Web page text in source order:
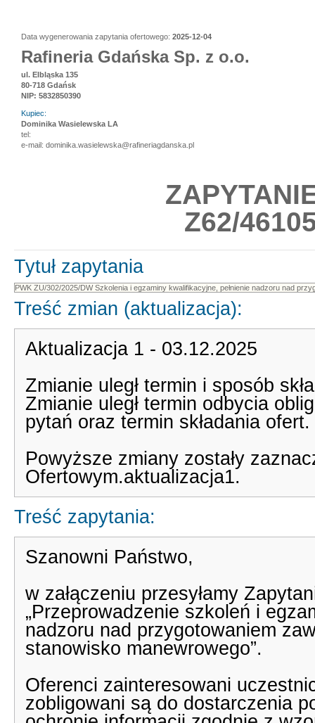
Data wygenerowania zapytania ofertowego: 2025-12-04
Rafineria Gdańska Sp. z o.o.
ul. Elbląska 135
80-718 Gdańsk
NIP: 5832850390
Kupiec:
Dominika Wasielewska LA
tel:
e-mail: dominika.wasielewska@rafineriagdanska.pl
Z62/
Tytuł zapytania
Treść zmian (aktualizacja):
Aktualizacja 1 - 03.12.2025
Zmianie uległ termin i sposób
Zmianie uległ termin odbycia
pytań oraz termin składania ofert.
Powyższe zmiany zostały
Ofertowym.aktualizacja1.
Treść zapytania:
Szanowni Państwo,
w załączeniu przesyłamy
„Przeprowadzenie szkoleń i
nadzoru nad przygotowaniem
stanowisko manewrowego”.
Oferenci zainteresowani
zobligowani są do dostarczenia